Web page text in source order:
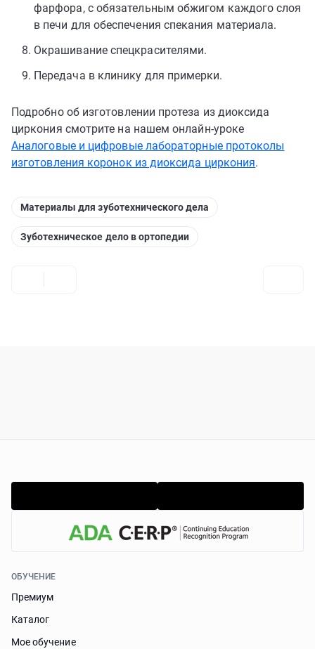
фарфора, с обязательным обжигом каждого слоя
в печи для обеспечения спекания материала.
Окрашивание спецкрасителями.
Передача в клинику для примерки.
Подробно об изготовлении протеза из диоксида
циркония смотрите на нашем онлайн-уроке
Аналоговые и цифровые лабораторные протоколы
изготовления коронок из диоксида циркония.
Материалы для зуботехнического дела
Зуботехническое дело в ортопедии
ОБУЧЕНИЕ
Премиум
Каталог
Мое обучение